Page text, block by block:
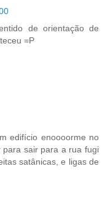
de orientação de
=P
edifício enoooorme no
sair para a rua fugi
satânicas, e ligas de